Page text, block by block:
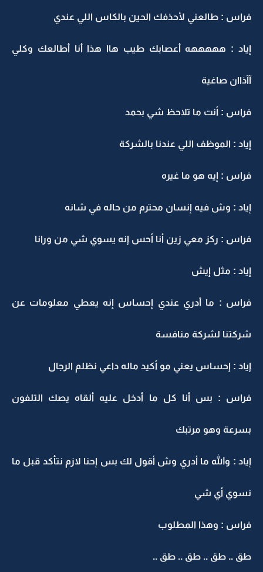
فراس : طالعني لأحذفك الحين بالكاس اللي عندي
إياد : هههههه أعصابك طيب هاا هذا أنا أطالعك وكلي
آآذاان صاغية
فراس : أنت ما تلاحظ شي بحمد
إياد : الموظف اللي عندنا بالشركة
فراس : إيه هو ما غيره
إياد : وش فيه إنسان محترم من حاله في شانه
فراس : ركز معي زين أنا أحس إنه يسوي شي من ورانا
إياد : مثل إيش
فراس : ما أدري عندي إحساس إنه يعطي معلومات عن
شركتنا لشركة منافسة
إياد : إحساس يعني مو أكيد ماله داعي نظلم الرجال
فراس : بس أنا كل ما أدخل عليه ألقاه يصك التلفون
بسرعة وهو مرتبك
إياد : والله ما أدري وش أقول لك بس إحنا لازم نتأكد قبل ما
نسوي أي شي
فراس : وهذا المطلوب
طق .. طق .. طق .. طق ..